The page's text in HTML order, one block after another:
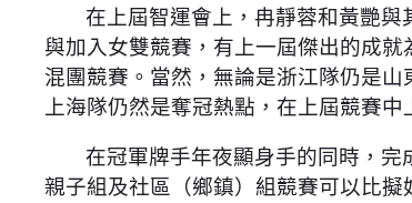
在上屆智運會上，冉靜蓉和黃艷
與加入女雙競賽，有上一屆傑出的成
混團競賽。當然，無論是浙江隊仍是
上海隊仍然是奪冠熱點，在上屆競賽中
在冠軍牌手年夜顯身手的同時，
親子組及社區（鄉鎮）組競賽可以比